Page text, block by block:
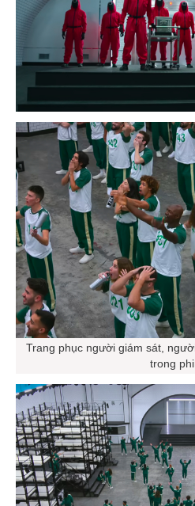
Trang phục người giám sát,
trong